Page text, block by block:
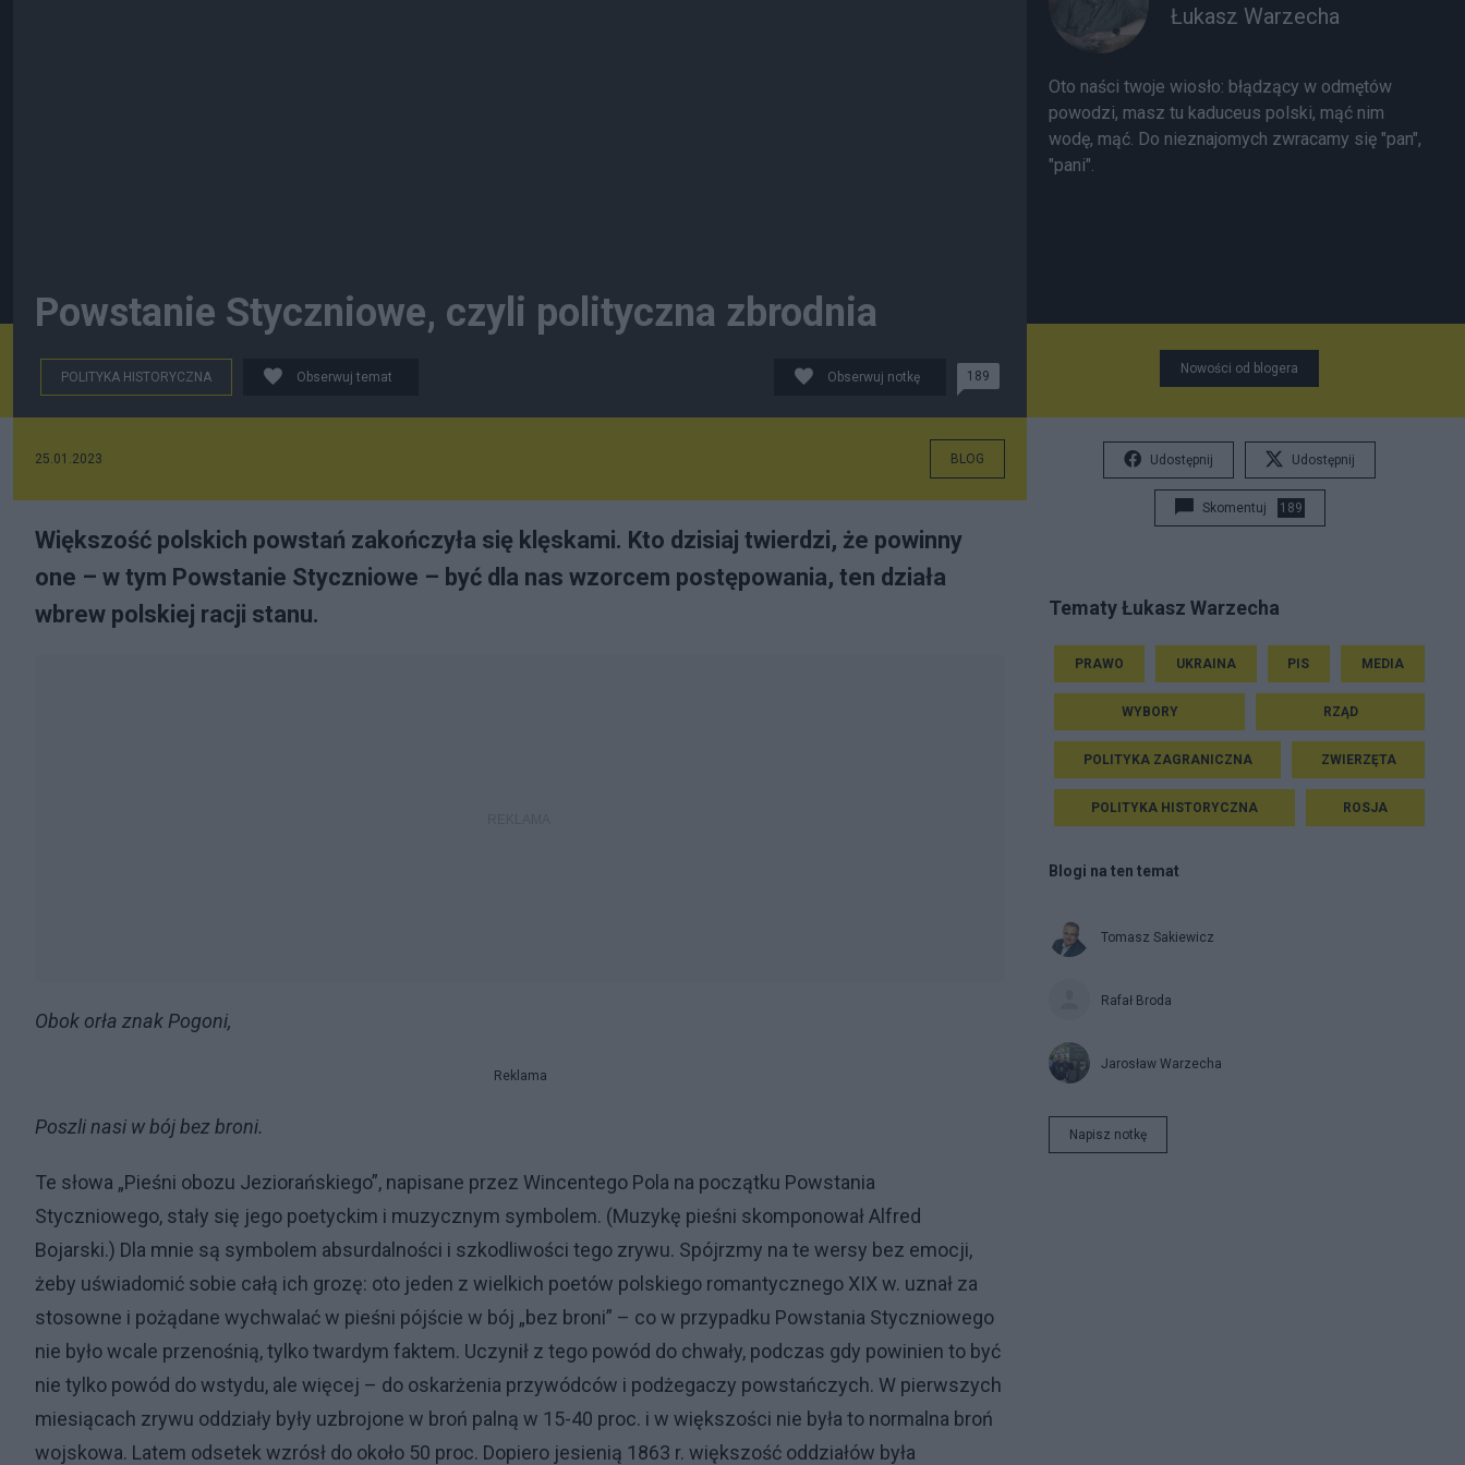
Powstanie Styczniowe, czyli polityczna zbrodnia
POLITYKA HISTORYCZNA Obserwuj temat Obserwuj notkę 189
25.01.2023 BLOG
Większość polskich powstań zakończyła się klęskami. Kto dzisiaj twierdzi, że powinny
one – w tym Powstanie Styczniowe – być dla nas wzorcem postępowania, ten działa
wbrew polskiej racji stanu.
Obok orła znak Pogoni,
Reklama
Poszli nasi w bój bez broni.
Te słowa „Pieśni obozu Jeziorańskiego”, napisane przez Wincentego Pola na początku Powstania
Styczniowego, stały się jego poetyckim i muzycznym symbolem. (Muzykę pieśni skomponował Alfred
Bojarski.) Dla mnie są symbolem absurdalności i szkodliwości tego zrywu. Spójrzmy na te wersy bez emocji,
żeby uświadomić sobie całą ich grozę: oto jeden z wielkich poetów polskiego romantycznego XIX w. uznał za
stosowne i pożądane wychwalać w pieśni pójście w bój „bez broni” – co w przypadku Powstania Styczniowego
nie było wcale przenośnią, tylko twardym faktem. Uczynił z tego powód do chwały, podczas gdy powinien to być
nie tylko powód do wstydu, ale więcej – do oskarżenia przywódców i podżegaczy powstańczych. W pierwszych
miesiącach zrywu oddziały były uzbrojone w broń palną w 15-40 proc. i w większości nie była to normalna broń
wojskowa. Latem odsetek wzrósł do około 50 proc. Dopiero jesienią 1863 r. większość oddziałów była
Łukasz Warzecha
Oto naści twoje wiosło: błądzący w odmętów
powodzi, masz tu kaduceus polski, mąć nim
wodę, mąć. Do nieznajomych zwracamy się "pan",
"pani".
Nowości od blogera
Udostępnij Udostępnij
Skomentuj 189
Tematy Łukasz Warzecha
PRAWO UKRAINA PIS MEDIA
WYBORY RZĄD
POLITYKA ZAGRANICZNA ZWIERZĘTA
POLITYKA HISTORYCZNA ROSJA
Blogi na ten temat
Tomasz Sakiewicz
Rafał Broda
Jarosław Warzecha
Napisz notkę